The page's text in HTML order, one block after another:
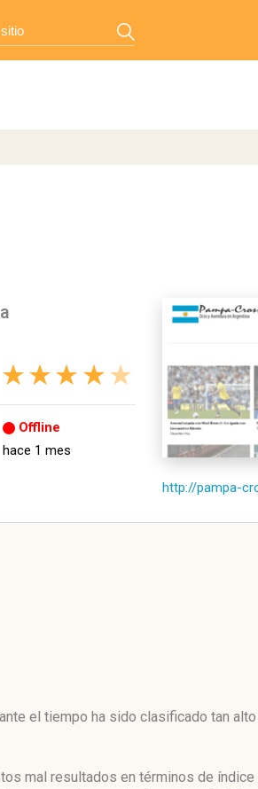
Offline
hace 1 mes
http://pampa-
el tiempo ha sido clasificado tan
mal resultados en términos de índice